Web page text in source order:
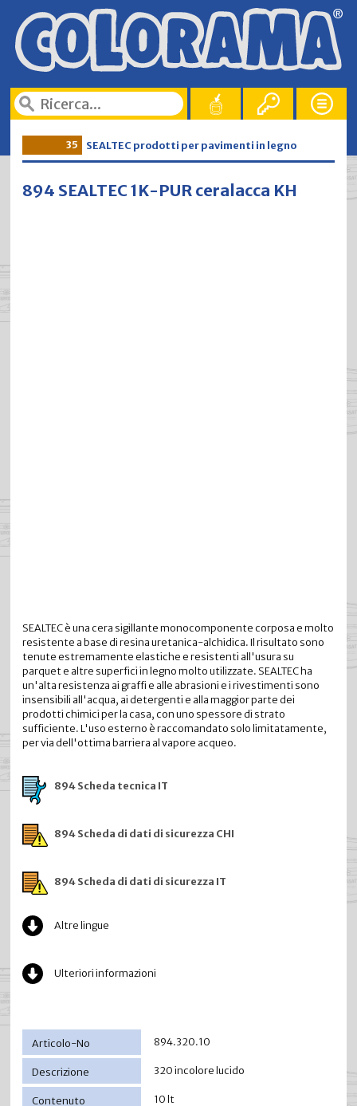
35 SEALTEC prodotti per pavimenti in legno
894 SEALTEC 1K-PUR ceralacca KH
SEALTEC è una cera sigillante monocomponente corposa e molto
resistente a base di resina uretanica-alchidica. Il risultato sono
tenute estremamente elastiche e resistenti all'usura su
parquet e altre superfici in legno molto utilizzate. SEALTEC ha
un'alta resistenza ai graffi e alle abrasioni e i rivestimenti sono
insensibili all'acqua, ai detergenti e alla maggior parte dei
prodotti chimici per la casa, con uno spessore di strato
sufficiente. L'uso esterno è raccomandato solo limitatamente,
per via dell'ottima barriera al vapore acqueo.
894 Scheda tecnica IT
894 Scheda di dati di sicurezza CHI
894 Scheda di dati di sicurezza IT
Altre lingue
Ulteriori informazioni
894.320.10
320 incolore lucido
10 lt